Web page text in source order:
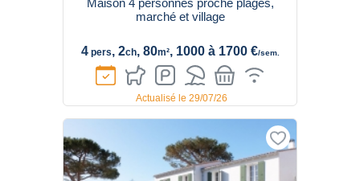
Maison 4 personnes proche plages,
marché et village
4pers, 2ch, 80m², 1000 à 1700 €/sem.
Actualisé le 29/07/26